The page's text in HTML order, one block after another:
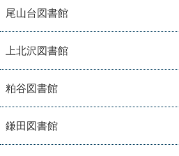
尾山台図書館
上北沢図書館
粕谷図書館
鎌田図書館